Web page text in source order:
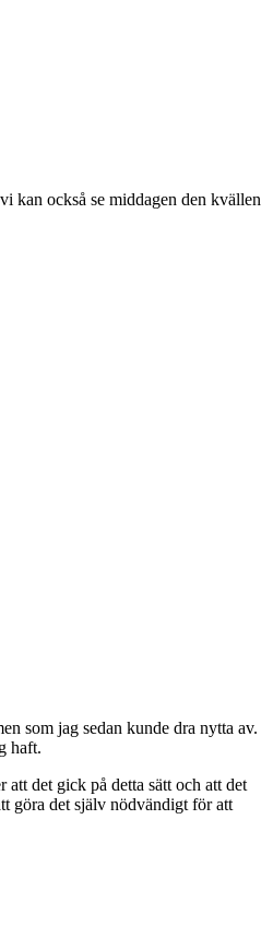
kan också se middagen den kvällen
som jag sedan kunde dra nytta av.
haft.
det gick på detta sätt och att det
göra det själv nödvändigt för att